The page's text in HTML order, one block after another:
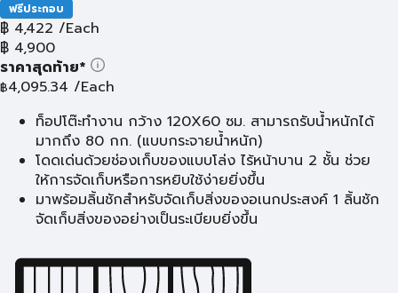
ฟรีประกอบ
฿ 4,422 /Each
฿ 4,900
ราคาสุดท้าย*
฿4,095.34 /Each
ท็อปโต๊ะทำงาน กว้าง 120X60 ซม. สามารถรับน้ำหนักได้
มากถึง 80 กก. (แบบกระจายน้ำหนัก)
โดดเด่นด้วยช่องเก็บของแบบโล่ง ไร้หน้าบาน 2 ชั้น ช่วย
ให้การจัดเก็บหรือการหยิบใช้ง่ายยิ่งขึ้น
มาพร้อมลิ้นชักสำหรับจัดเก็บสิ่งของอเนกประสงค์ 1 ลิ้นชัก
จัดเก็บสิ่งของอย่างเป็นระเบียบยิ่งขึ้น